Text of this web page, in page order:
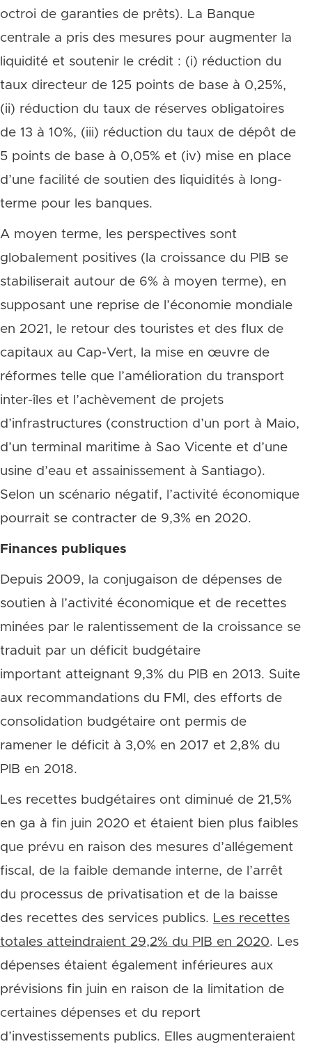
octroi de garanties de prêts). La Banque
centrale a pris des mesures pour augmenter la
liquidité et soutenir le crédit : (i) réduction du
taux directeur de 125 points de base à 0,25%,
(ii) réduction du taux de réserves obligatoires
de 13 à 10%, (iii) réduction du taux de dépôt de
5 points de base à 0,05% et (iv) mise en place
d’une facilité de soutien des liquidités à long-
terme pour les banques.
A moyen terme, les perspectives sont
globalement positives (la croissance du PIB se
stabiliserait autour de 6% à moyen terme), en
supposant une reprise de l’économie mondiale
en 2021, le retour des touristes et des flux de
capitaux au Cap-Vert, la mise en œuvre de
réformes telle que l’amélioration du transport
inter-îles et l’achèvement de projets
d’infrastructures (construction d’un port à Maio,
d’un terminal maritime à Sao Vicente et d’une
usine d’eau et assainissement à Santiago).
Selon un scénario négatif, l’activité économique
pourrait se contracter de 9,3% en 2020.
Finances publiques
Depuis 2009, la conjugaison de dépenses de
soutien à l’activité économique et de recettes
minées par le ralentissement de la croissance se
traduit par un déficit budgétaire
important atteignant 9,3% du PIB en 2013. Suite
aux recommandations du FMI, des efforts de
consolidation budgétaire ont permis de
ramener le déficit à 3,0% en 2017 et 2,8% du
PIB en 2018.
Les recettes budgétaires ont diminué de 21,5%
en ga à fin juin 2020 et étaient bien plus faibles
que prévu en raison des mesures d’allégement
fiscal, de la faible demande interne, de l’arrêt
du processus de privatisation et de la baisse
des recettes des services publics. Les recettes
totales atteindraient 29,2% du PIB en 2020. Les
dépenses étaient également inférieures aux
prévisions fin juin en raison de la limitation de
certaines dépenses et du report
d’investissements publics. Elles augmenteraient